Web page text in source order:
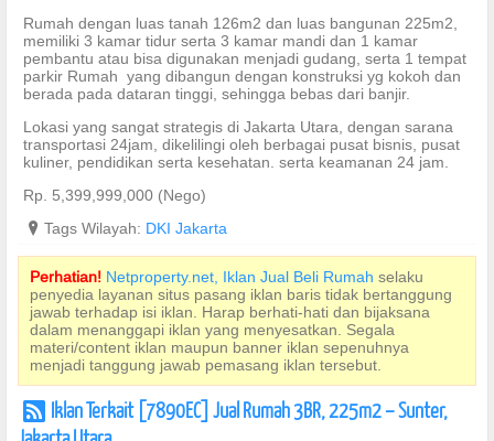
Rumah dengan luas tanah 126m2 dan luas bangunan 225m2,
memiliki 3 kamar tidur serta 3 kamar mandi dan 1 kamar
pembantu atau bisa digunakan menjadi gudang, serta 1 tempat
parkir Rumah yang dibangun dengan konstruksi yg kokoh dan
berada pada dataran tinggi, sehingga bebas dari banjir.
Lokasi yang sangat strategis di Jakarta Utara, dengan sarana
transportasi 24jam, dikelilingi oleh berbagai pusat bisnis, pusat
kuliner, pendidikan serta kesehatan. serta keamanan 24 jam.
Rp. 5,399,999,000 (Nego)
? Tags Wilayah: DKI Jakarta
Perhatian! Netproperty.net, Iklan Jual Beli Rumah selaku
penyedia layanan situs pasang iklan baris tidak bertanggung
jawab terhadap isi iklan. Harap berhati-hati dan bijaksana
dalam menanggapi iklan yang menyesatkan. Segala
materi/content iklan maupun banner iklan sepenuhnya
menjadi tanggung jawab pemasang iklan tersebut.
r Iklan Terkait [7890EC] Jual Rumah 3BR, 225m2 – Sunter,